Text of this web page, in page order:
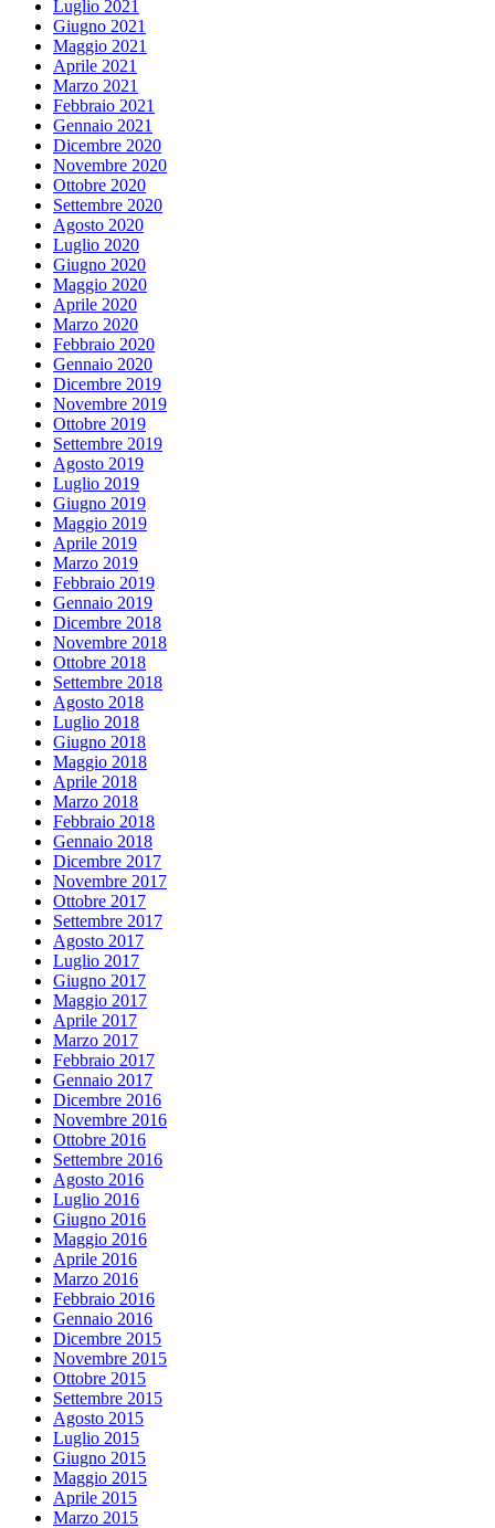
Luglio 2021
Giugno 2021
Maggio 2021
Aprile 2021
Marzo 2021
Febbraio 2021
Gennaio 2021
Dicembre 2020
Novembre 2020
Ottobre 2020
Settembre 2020
Agosto 2020
Luglio 2020
Giugno 2020
Maggio 2020
Aprile 2020
Marzo 2020
Febbraio 2020
Gennaio 2020
Dicembre 2019
Novembre 2019
Ottobre 2019
Settembre 2019
Agosto 2019
Luglio 2019
Giugno 2019
Maggio 2019
Aprile 2019
Marzo 2019
Febbraio 2019
Gennaio 2019
Dicembre 2018
Novembre 2018
Ottobre 2018
Settembre 2018
Agosto 2018
Luglio 2018
Giugno 2018
Maggio 2018
Aprile 2018
Marzo 2018
Febbraio 2018
Gennaio 2018
Dicembre 2017
Novembre 2017
Ottobre 2017
Settembre 2017
Agosto 2017
Luglio 2017
Giugno 2017
Maggio 2017
Aprile 2017
Marzo 2017
Febbraio 2017
Gennaio 2017
Dicembre 2016
Novembre 2016
Ottobre 2016
Settembre 2016
Agosto 2016
Luglio 2016
Giugno 2016
Maggio 2016
Aprile 2016
Marzo 2016
Febbraio 2016
Gennaio 2016
Dicembre 2015
Novembre 2015
Ottobre 2015
Settembre 2015
Agosto 2015
Luglio 2015
Giugno 2015
Maggio 2015
Aprile 2015
Marzo 2015